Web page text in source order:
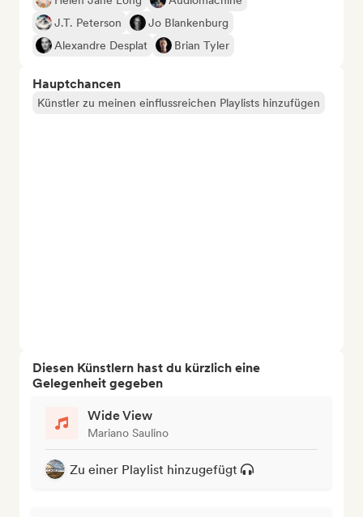
J.T. Peterson
Jo Blankenburg
Alexandre Desplat
Brian Tyler
Hauptchancen
Künstler zu meinen einflussreichen Playlists hinzufügen
Diesen Künstlern hast du kürzlich eine
Gelegenheit gegeben
Wide View
Mariano Saulino
Zu einer Playlist hinzugefügt